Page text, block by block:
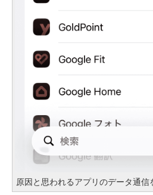
原因と思われるアプリのデータ通信